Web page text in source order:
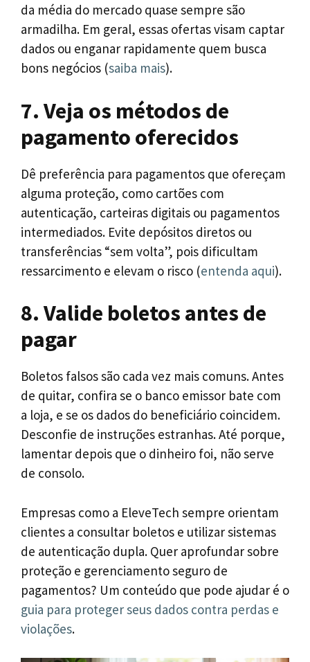
da média do mercado quase sempre são
armadilha. Em geral, essas ofertas visam captar
dados ou enganar rapidamente quem busca
bons negócios (saiba mais).
7. Veja os métodos de
pagamento oferecidos
Dê preferência para pagamentos que ofereçam
alguma proteção, como cartões com
autenticação, carteiras digitais ou pagamentos
intermediados. Evite depósitos diretos ou
transferências “sem volta”, pois dificultam
ressarcimento e elevam o risco (entenda aqui).
8. Valide boletos antes de
pagar
Boletos falsos são cada vez mais comuns. Antes
de quitar, confira se o banco emissor bate com
a loja, e se os dados do beneficiário coincidem.
Desconfie de instruções estranhas. Até porque,
lamentar depois que o dinheiro foi, não serve
de consolo.
Empresas como a EleveTech sempre orientam
clientes a consultar boletos e utilizar sistemas
de autenticação dupla. Quer aprofundar sobre
proteção e gerenciamento seguro de
pagamentos? Um conteúdo que pode ajudar é o
guia para proteger seus dados contra perdas e
violações.